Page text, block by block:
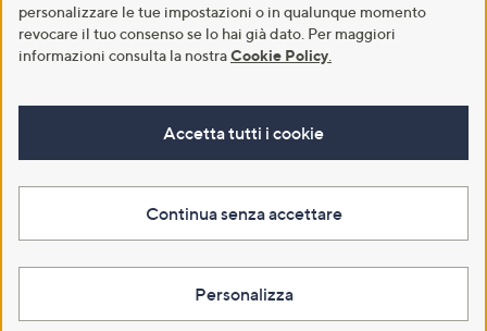
personalizzare le tue impostazioni o in qualunque momento
revocare il tuo consenso se lo hai già dato. Per maggiori
informazioni consulta la nostraCookie Policy
Accetta tutti i cookie
Continua senza accettare
Personalizza